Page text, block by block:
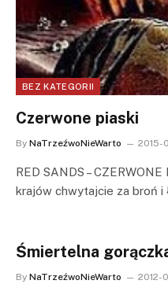
BEZ KATEGORII
Czerwone piaski
By NaTrzeźwoNieWarto 2015-
RED SANDS –
krajów chwytajcie za broń i
Śmiertelna
By NaTrzeźwoNieWarto 2012-